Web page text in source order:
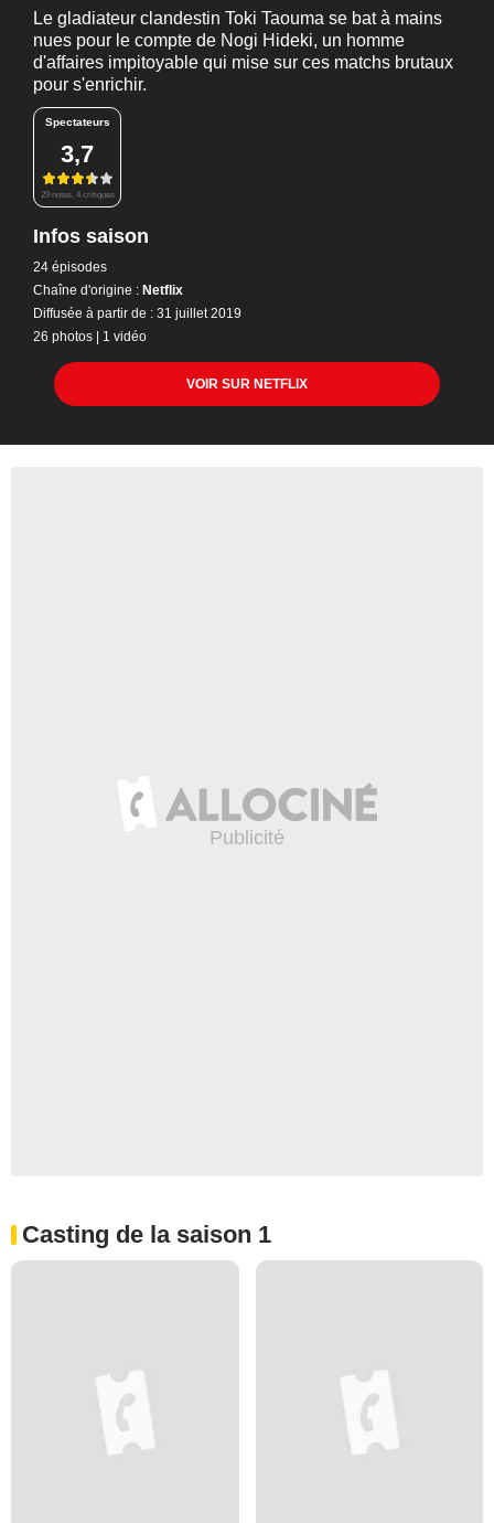
Le gladiateur clandestin Toki Taouma se bat à mains
nues pour le compte de Nogi Hideki, un homme
d'affaires impitoyable qui mise sur ces matchs brutaux
pour s'enrichir.
Spectateurs
3,7
29 notes, 4 critiques
Infos saison
24 épisodes
Chaîne d'origine : Netflix
Diffusée à partir de : 31 juillet 2019
26 photos | 1 vidéo
VOIR SUR NETFLIX
Casting de la saison 1